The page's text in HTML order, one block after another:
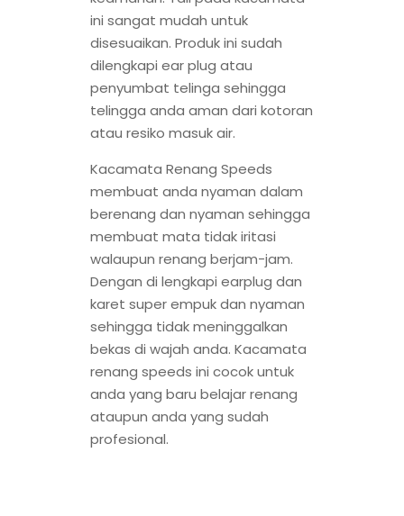
ini sangat mudah untuk
disesuaikan. Produk ini sudah
dilengkapi ear plug atau
penyumbat telinga sehingga
telingga anda aman dari kotoran
atau resiko masuk air.
Kacamata Renang Speeds
membuat anda nyaman dalam
berenang dan nyaman sehingga
membuat mata tidak iritasi
walaupun renang berjam-jam.
Dengan di lengkapi earplug dan
karet super empuk dan nyaman
sehingga tidak meninggalkan
bekas di wajah anda. Kacamata
renang speeds ini cocok untuk
anda yang baru belajar renang
ataupun anda yang sudah
profesional.